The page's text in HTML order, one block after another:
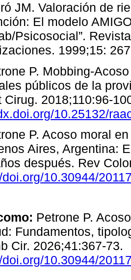
JM. Valoración de
El modelo
Psicosocial”.
1999;15:
P. Mobbing-
públicos de la
Cirug. 2018;110:96-
10.25132/
P. Acoso moral
Aires, Argentina:
después. Rev
10.30944/
Petrone P.
Fundamentos,
Cir. 2026;41:367-73.
10.30944/